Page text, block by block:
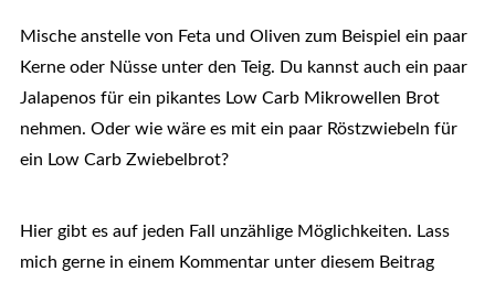
Mische anstelle von Feta und Oliven zum Beispiel ein paar
Kerne oder Nüsse unter den Teig. Du kannst auch ein paar
Jalapenos für ein pikantes Low Carb Mikrowellen Brot
nehmen. Oder wie wäre es mit ein paar Röstzwiebeln für
ein Low Carb Zwiebelbrot?
Hier gibt es auf jeden Fall unzählige Möglichkeiten. Lass
mich gerne in einem Kommentar unter diesem Beitrag